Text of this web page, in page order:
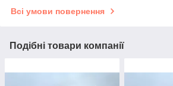
Всі умови повернення
Подібні товари компанії